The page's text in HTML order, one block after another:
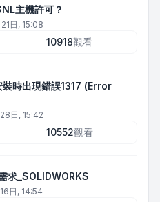
主機許可？
日, 15:08
10918觀看
時出現錯誤1317 (Error
日, 15:42
10552觀看
求_SOLIDWORKS
日, 14:54